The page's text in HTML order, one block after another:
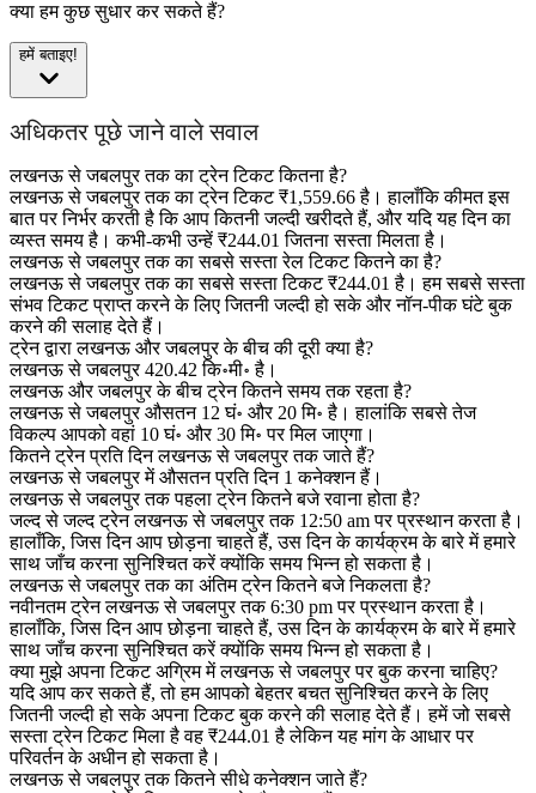
क्या हम कुछ सुधार कर सकते हैं?
हमें बताइए!
अधिकतर पूछे जाने वाले सवाल
लखनऊ से जबलपुर तक का ट्रेन टिकट कितना है?
लखनऊ से जबलपुर तक का ट्रेन टिकट ₹1,559.66 है। हालाँकि कीमत इस
बात पर निर्भर करती है कि आप कितनी जल्दी खरीदते हैं, और यदि यह दिन का
व्यस्त समय है। कभी-कभी उन्हें ₹244.01 जितना सस्ता मिलता है।
लखनऊ से जबलपुर तक का सबसे सस्ता रेल टिकट कितने का है?
लखनऊ से जबलपुर तक का सबसे सस्ता टिकट ₹244.01 है। हम सबसे सस्ता
संभव टिकट प्राप्त करने के लिए जितनी जल्दी हो सके और नॉन-पीक घंटे बुक
करने की सलाह देते हैं।
ट्रेन द्वारा लखनऊ और जबलपुर के बीच की दूरी क्या है?
लखनऊ से जबलपुर 420.42 कि॰मी॰ है।
लखनऊ और जबलपुर के बीच ट्रेन कितने समय तक रहता है?
लखनऊ से जबलपुर औसतन 12 घं॰ और 20 मि॰ है। हालांकि सबसे तेज
विकल्प आपको वहां 10 घं॰ और 30 मि॰ पर मिल जाएगा।
कितने ट्रेन प्रति दिन लखनऊ से जबलपुर तक जाते हैं?
लखनऊ से जबलपुर में औसतन प्रति दिन 1 कनेक्शन हैं।
लखनऊ से जबलपुर तक पहला ट्रेन कितने बजे रवाना होता है?
जल्द से जल्द ट्रेन लखनऊ से जबलपुर तक 12:50 am पर प्रस्थान करता है।
हालाँकि, जिस दिन आप छोड़ना चाहते हैं, उस दिन के कार्यक्रम के बारे में हमारे
साथ जाँच करना सुनिश्चित करें क्योंकि समय भिन्न हो सकता है।
लखनऊ से जबलपुर तक का अंतिम ट्रेन कितने बजे निकलता है?
नवीनतम ट्रेन लखनऊ से जबलपुर तक 6:30 pm पर प्रस्थान करता है।
हालाँकि, जिस दिन आप छोड़ना चाहते हैं, उस दिन के कार्यक्रम के बारे में हमारे
साथ जाँच करना सुनिश्चित करें क्योंकि समय भिन्न हो सकता है।
क्या मुझे अपना टिकट अग्रिम में लखनऊ से जबलपुर पर बुक करना चाहिए?
यदि आप कर सकते हैं, तो हम आपको बेहतर बचत सुनिश्चित करने के लिए
जितनी जल्दी हो सके अपना टिकट बुक करने की सलाह देते हैं। हमें जो सबसे
सस्ता ट्रेन टिकट मिला है वह ₹244.01 है लेकिन यह मांग के आधार पर
परिवर्तन के अधीन हो सकता है।
लखनऊ से जबलपुर तक कितने सीधे कनेक्शन जाते हैं?